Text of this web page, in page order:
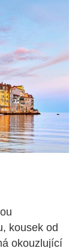
kousek od
okouzlující